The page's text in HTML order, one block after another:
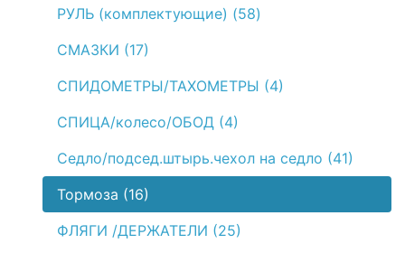
РУЛЬ (комплектующие) (58)
СМАЗКИ (17)
СПИДОМЕТРЫ/ТАХОМЕТРЫ (4)
СПИЦА/колесо/ОБОД (4)
Седло/подсед.штырь.чехол на седло (41)
Тормоза (16)
ФЛЯГИ /ДЕРЖАТЕЛИ (25)